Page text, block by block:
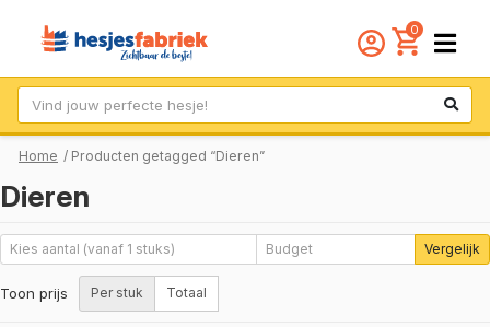
0
Zoek
Home / Producten getagged “Dieren”
Dieren
Vergelijk
Toon prijs Per stuk Totaal